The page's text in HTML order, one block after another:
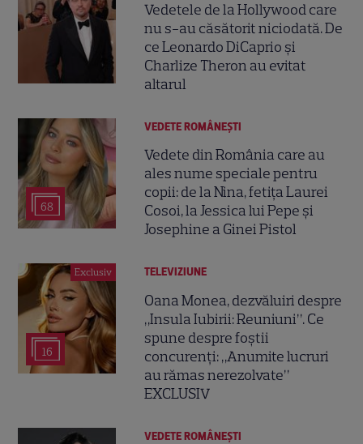
Vedetele de la Hollywood care
nu s-au căsătorit niciodată. De
ce Leonardo DiCaprio și
Charlize Theron au evitat
altarul
68
VEDETE ROMÂNEŞTI
Vedete din România care au
ales nume speciale pentru
copii: de la Nina, fetița Laurei
Cosoi, la Jessica lui Pepe și
Josephine a Ginei Pistol
Exclusiv
16
TELEVIZIUNE
Oana Monea, dezvăluiri despre
„Insula Iubirii: Reuniuni”. Ce
spune despre foștii
concurenți: „Anumite lucruri
au rămas nerezolvate”
EXCLUSIV
VEDETE ROMÂNEŞTI